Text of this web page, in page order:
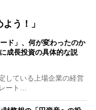
う！」
ド」、何が変わったのか
成長投資の具体的な説
している上場企業の経営
ート…